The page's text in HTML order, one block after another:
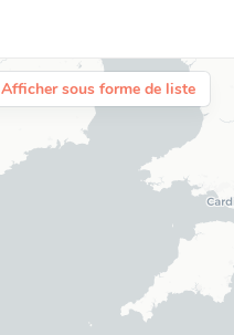
Afficher sous forme de liste